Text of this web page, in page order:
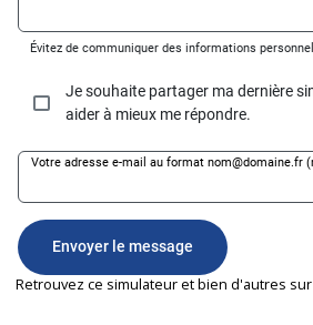
Retrouvez ce simulateur et bien d'autres sur